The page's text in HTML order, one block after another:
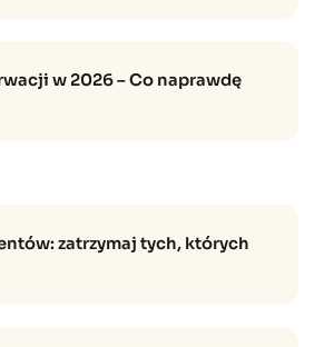
w 2026 – Co naprawdę
zatrzymaj tych, których